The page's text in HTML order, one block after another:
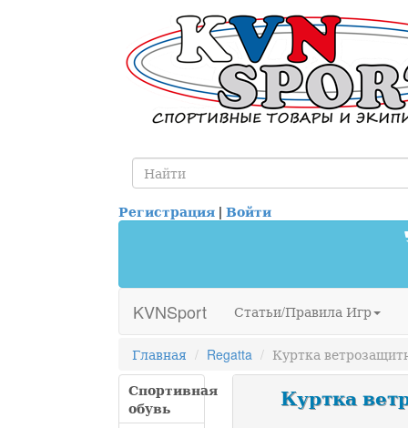
Регистрация | Войти
KVNSport Статьи/Правила Игр
Главная Regatta
Куртка
Спортивная
обувь
Куртка